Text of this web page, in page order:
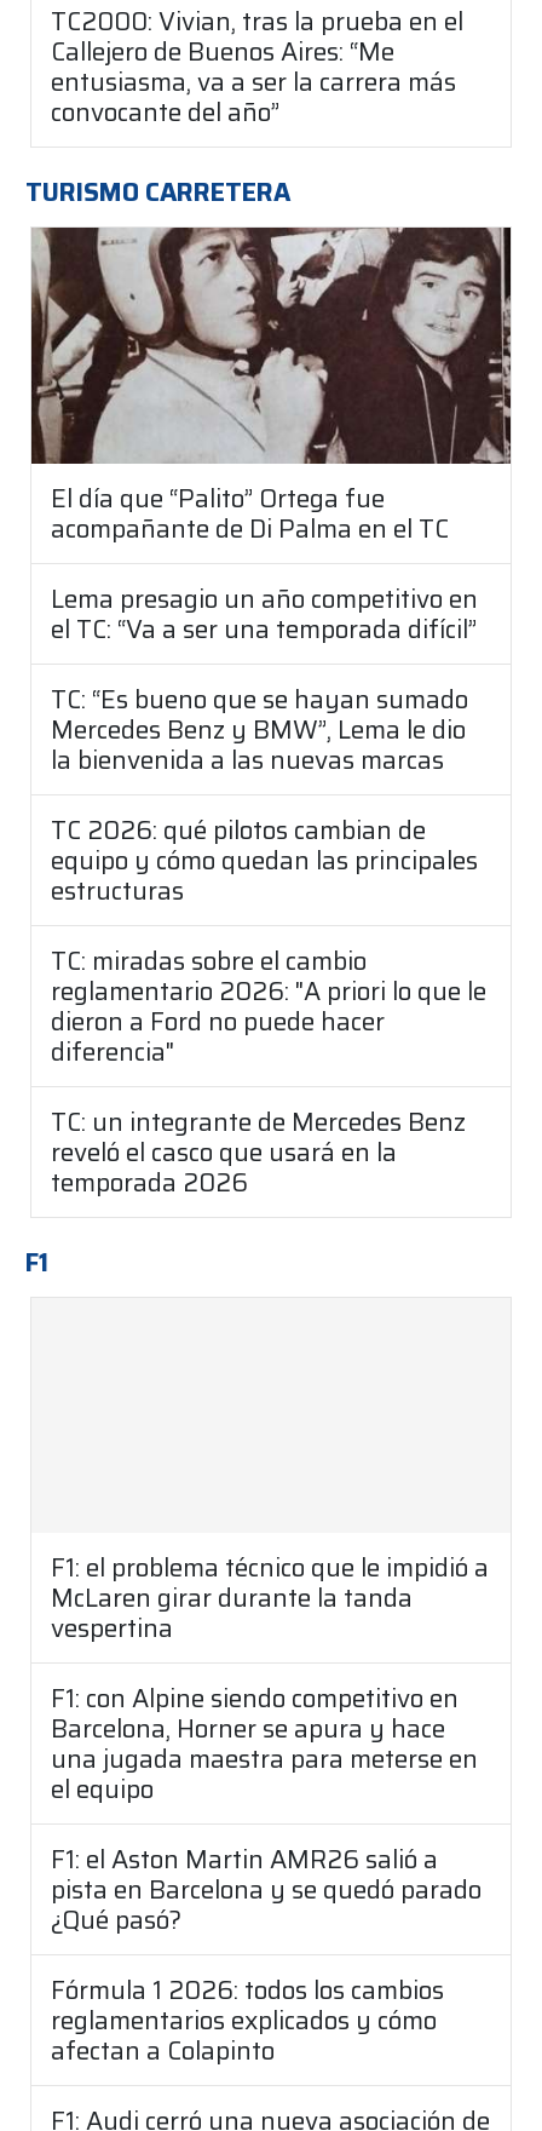
TC2000: Vivian, tras la prueba en el
Callejero de Buenos Aires: “Me
entusiasma, va a ser la carrera más
convocante del año”
TURISMO CARRETERA
El día que “Palito” Ortega fue
acompañante de Di Palma en el TC
Lema presagio un año competitivo en
el TC: “Va a ser una temporada difícil”
TC: “Es bueno que se hayan sumado
Mercedes Benz y BMW”, Lema le dio
la bienvenida a las nuevas marcas
TC 2026: qué pilotos cambian de
equipo y cómo quedan las principales
estructuras
TC: miradas sobre el cambio
reglamentario 2026: "A priori lo que le
dieron a Ford no puede hacer
diferencia"
TC: un integrante de Mercedes Benz
reveló el casco que usará en la
temporada 2026
F1
F1: el problema técnico que le impidió a
McLaren girar durante la tanda
vespertina
F1: con Alpine siendo competitivo en
Barcelona, Horner se apura y hace
una jugada maestra para meterse en
el equipo
F1: el Aston Martin AMR26 salió a
pista en Barcelona y se quedó parado
¿Qué pasó?
Fórmula 1 2026: todos los cambios
reglamentarios explicados y cómo
afectan a Colapinto
F1: Audi cerró una nueva asociación de